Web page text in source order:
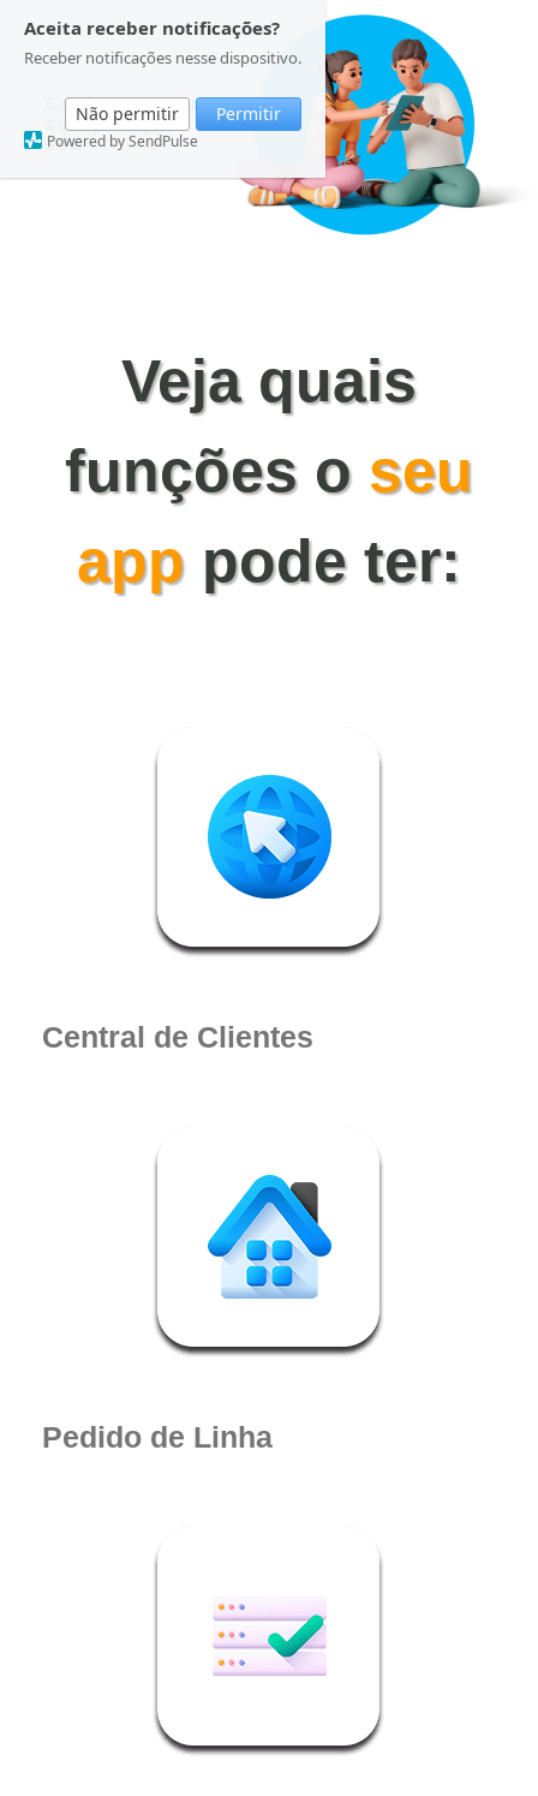
Aceita receber notificações?
Receber notificações nesse dispositivo.
Não permitir Permitir
Powered by SendPulse
Veja quais
funções o seu
app pode ter:
Central de Clientes
Pedido de Linha
Central de Clientes
Conheça a Gente
Sobre Nós